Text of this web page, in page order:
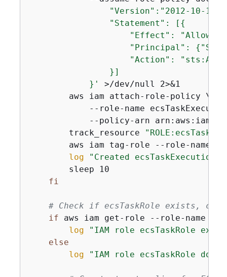
                "Version":"2012-10-17",
                "Statement": [
{
                    "Effect": "Allow",
                    "Principal":
{
"Action":
                }]
            }'
>/dev/null 2>&1
        aws iam attach-role-policy \
--role-name
--policy-arn
        track_resource
aws iam tag-role --role-name
log
"Created
        sleep 10
fi
# Check if ecsTaskRole exists,
if aws iam get-role --role-name
log
"IAM role ecsTaskRole
else
log
"IAM role ecsTaskRole